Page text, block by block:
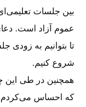
بین جلسات
عموم آزاد است.
تا بتوانیم به زودی
شروع کنیم.
همچنین در طی این
که احساس می‌‌کردم